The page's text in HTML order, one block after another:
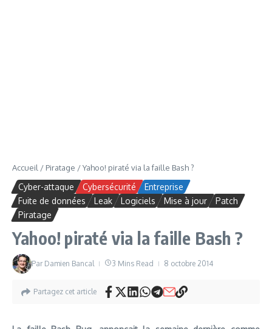
Accueil / Piratage /Yahoo! piraté via la faille Bash ?
Cyber-attaque Cybersécurité
Entreprise
Fuite de données
Leak Logiciels Mise à jour
Patch
Piratage
Yahoo! piraté via la faille Bash ?
Par Damien Bancal 3 Mins Read 8 octobre 2014
Partagez cet article